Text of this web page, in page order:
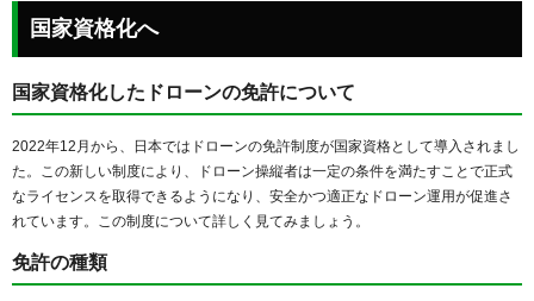
国家資格化へ
国家資格化したドローンの免許について
2022年12月から、日本ではドローンの免許制度が国家資格として導入されまし
た。この新しい制度により、ドローン操縦者は一定の条件を満たすことで正式
なライセンスを取得できるようになり、安全かつ適正なドローン運用が促進さ
れています。この制度について詳しく見てみましょう。
免許の種類